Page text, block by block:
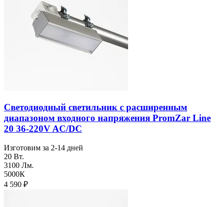
Светодиодный светильник с расширенным
диапазоном входного напряжения PromZar Line
20 36-220V AC/DC
Изготовим за 2-14 дней
20 Вт.
3100 Лм.
5000К
4 590 ₽